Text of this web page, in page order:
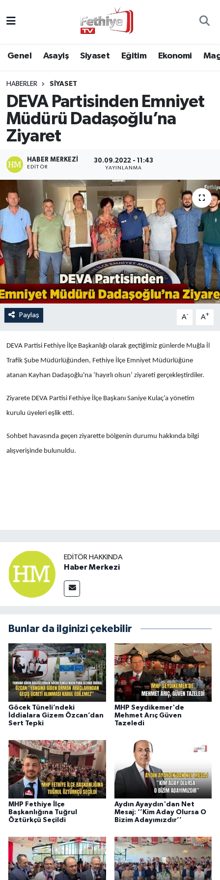
Genel Asayiş Siyaset Eğitim Ekonomi
HABERLER SIYASET
DEVA Partisinden Emniyet
Müdürü Dadaşoğlu’na
Ziyaret
HABER MERKEZI
EDITÖR
30.09.2022 - 11:43
YAYINLANMA
Paylaş A- A+
DEVA Partisi Fethiye İlçe Başkanlığı olarak geçtiğimiz günlerde Muğla İl
Trafik Şube Müdürlüğünden, Fethiye İlçe Emniyet Müdürlüğüne
atanan Kayhan Dadaşoğlu'na ‘hayırlı olsun’ ziyareti gerçekleştirdiler.
Ziyarete DEVA Partisi Fethiye İlçe Başkanı Saniye Kulaç’a yönetim
kurulu üyeleri eşlik etti.
Sohbet havasında geçen ziyarette bölgenin durumu hakkında bilgi
alışverişinde bulunuldu.
EDITÖR HAKKINDA
Haber Merkezi
Bunlar da ilginizi çekebilir
Göcek Tüneli’ndeki
İddialara Gizem Özcan’dan
Sert Tepki
MHP Seydikemer'de
Mehmet Arıç Güven
Tazeledi
MHP Fethiye İlçe
Başkanlığına Tuğrul
Öztürkçü Seçildi
Aydın Ayaydın'dan Net
Mesaj: ‘’Kim Aday Olursa O
Bizim Adayımızdır’’
Asayiş
Eğitim
Ekonomi
Kültür
Magazin
Spor
Turizm
Muğla Hava Durumu
Muğla Namaz Vakitleri
Muğla Trafik Yoğunluk Haritası
Süper Lig Puan Durumu ve Fikstür
Tüm Manşetler
Son Dakika Haberleri
Haber Arşivi